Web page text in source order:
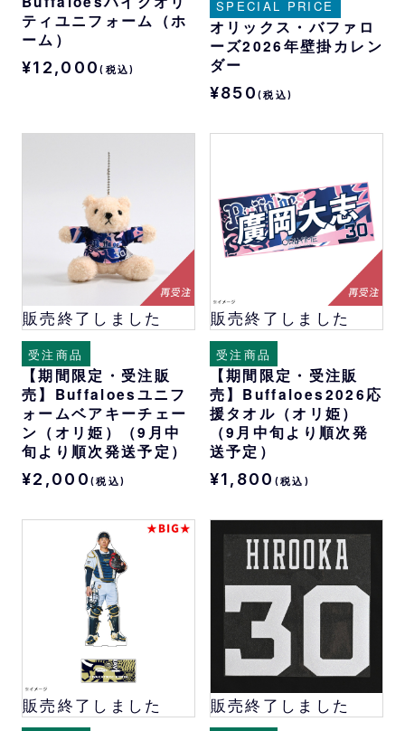
ティユニフォーム（ホ
ーム）
¥12,000(税込)
SPECIAL PRICE
オリックス・バファロ
ーズ2026年壁掛カレン
ダー
¥850(税込)
販売終了しました
受注商品
【期間限定・受注販
売】Buffaloesユニフ
ォームベアキーチェー
ン（オリ姫）（9月中
旬より順次発送予定）
¥2,000 (税込)
販売終了しました
受注商品
【期間限定・受注販
売】Buffaloes2026応
援タオル（オリ姫）
（9月中旬より順次発
送予定）
¥1,800 (税込)
販売終了しました 販売終了しました